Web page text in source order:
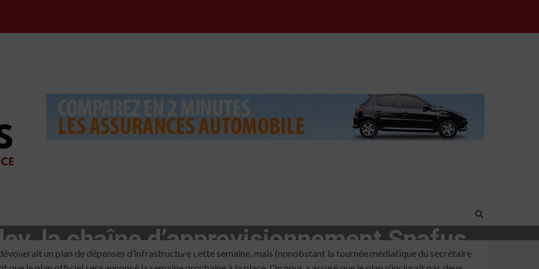
la chaîne d’approvisionnement Snafus
un plan de dépenses d’infrastructure cette semaine, mais (nonobstant la tournée médiatique du secrétaire